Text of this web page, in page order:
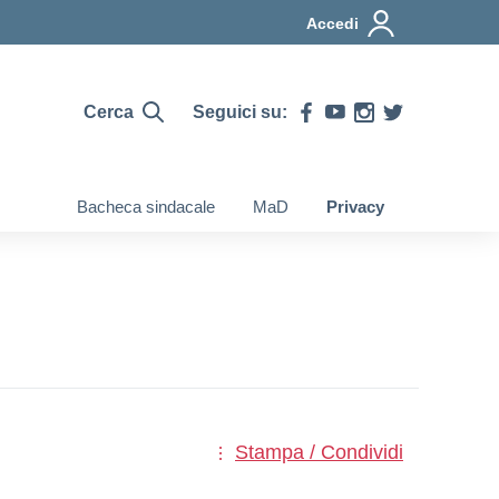
Accedi
Cerca Seguici su:
Bacheca sindacale MaD Privacy
Stampa / Condividi